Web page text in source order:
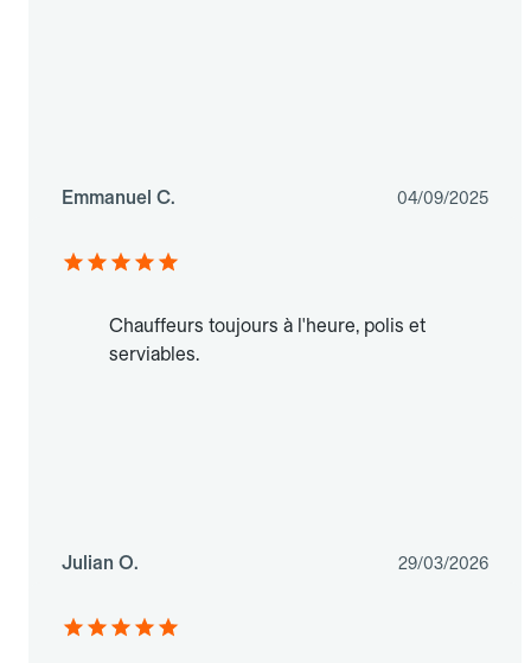
Emmanuel C. 04/09/2025
Chauffeurs toujours à l'heure, polis et
serviables.
Julian O. 29/03/2026